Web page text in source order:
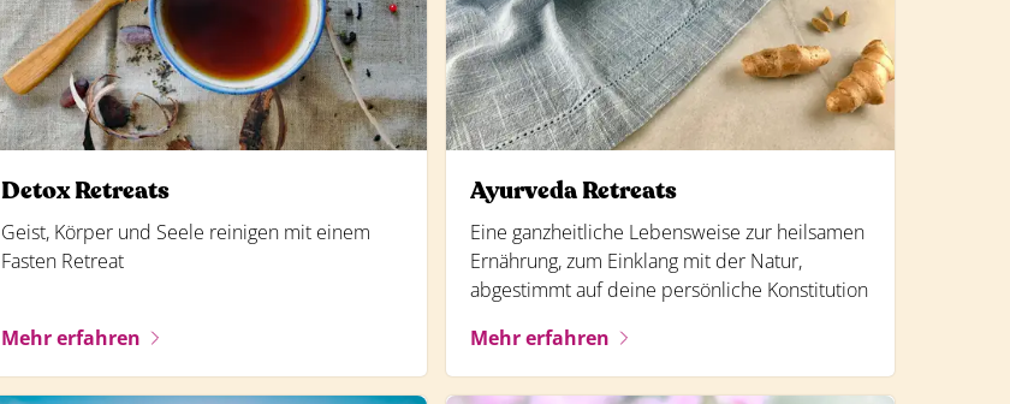
Detox Retreats
Geist, Körper und Seele reinigen mit einem
Fasten Retreat
Mehr erfahren
Ayurveda Retreats
Eine ganzheitliche Lebensweise zur heilsamen
Ernährung, zum Einklang mit der Natur,
abgestimmt auf deine persönliche Konstitution
Mehr erfahren